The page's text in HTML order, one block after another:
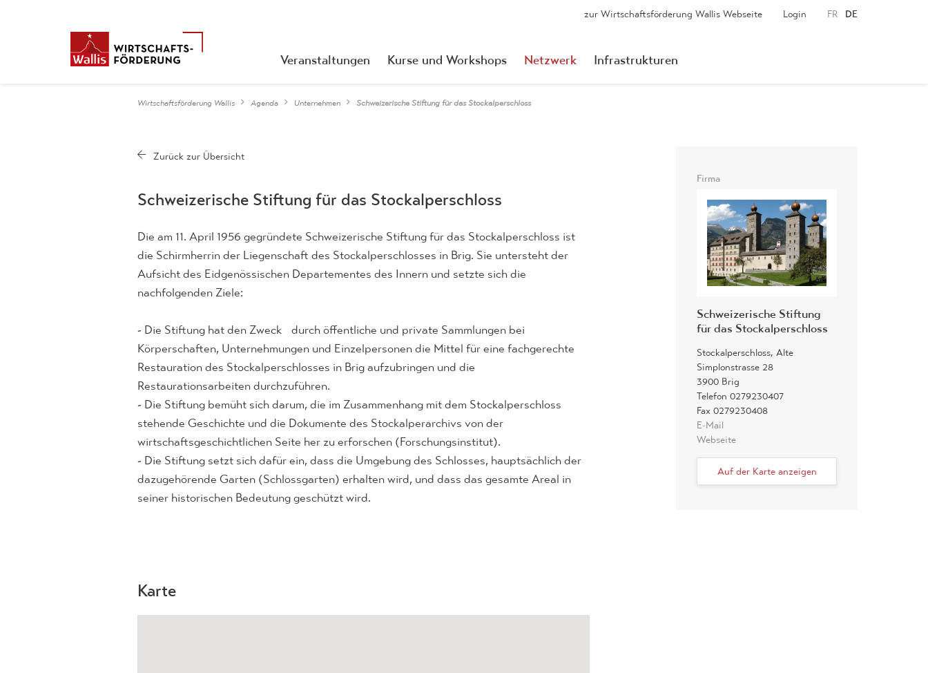
FR DE
Login
zur Wirtschaftsförderung Wallis Webseite
Veranstaltungen Kurse und Workshops Netzwerk Infrastrukturen
Wirtschaftsförderung Wallis Agenda Unternehmen Schweizerische Stiftung für das Stockalperschloss
Schweizerische Stiftung für das Stockalperschloss
Die am 11. April 1956 gegründete Schweizerische Stiftung für das Stockalperschloss ist
die Schirmherrin der Liegenschaft des Stockalperschlosses in Brig. Sie untersteht der
Aufsicht des Eidgenössischen Departementes des Innern und setzte sich die
nachfolgenden Ziele:
- Die Stiftung hat den Zweck durch öffentliche und private Sammlungen bei
Körperschaften, Unternehmungen und Einzelpersonen die Mittel für eine fachgerechte
Restauration des Stockalperschlosses in Brig aufzubringen und die
Restaurationsarbeiten durchzuführen.
- Die Stiftung bemüht sich darum, die im Zusammenhang mit dem Stockalperschloss
stehende Geschichte und die Dokumente des Stockalperarchivs von der
wirtschaftsgeschichtlichen Seite her zu erforschen (Forschungsinstitut).
- Die Stiftung setzt sich dafür ein, dass die Umgebung des Schlosses, hauptsächlich der
dazugehörende Garten (Schlossgarten) erhalten wird, und dass das gesamte Areal in
seiner historischen Bedeutung geschützt wird.
Karte
Firma
Schweizerische Stiftung
für das Stockalperschloss
Stockalperschloss, Alte
Simplonstrasse 28
3900 Brig
Telefon 0279230407
Fax 0279230408
E-Mail
Webseite
Auf der Karte anzeigen